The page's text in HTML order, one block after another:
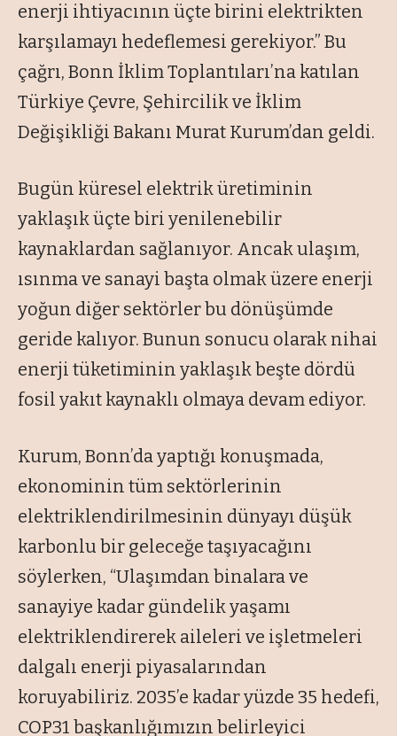
enerji ihtiyacının üçte birini elektrikten
karşılamayı hedeflemesi gerekiyor.” Bu
çağrı, Bonn İklim Toplantıları’na katılan
Türkiye Çevre, Şehircilik ve İklim
Değişikliği Bakanı Murat Kurum’dan geldi.
Bugün küresel elektrik üretiminin
yaklaşık üçte biri yenilenebilir
kaynaklardan sağlanıyor. Ancak ulaşım,
ısınma ve sanayi başta olmak üzere enerji
yoğun diğer sektörler bu dönüşümde
geride kalıyor. Bunun sonucu olarak nihai
enerji tüketiminin yaklaşık beşte dördü
fosil yakıt kaynaklı olmaya devam ediyor.
Kurum, Bonn’da yaptığı konuşmada,
ekonominin tüm sektörlerinin
elektriklendirilmesinin dünyayı düşük
karbonlu bir geleceğe taşıyacağını
söylerken, “Ulaşımdan binalara ve
sanayiye kadar gündelik yaşamı
elektriklendirerek aileleri ve işletmeleri
dalgalı enerji piyasalarından
koruyabiliriz. 2035’e kadar yüzde 35 hedefi,
COP31 başkanlığımızın belirleyici